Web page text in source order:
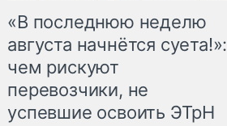
«В последнюю неделю
августа начнётся суета!»:
чем рискуют
перевозчики, не
успевшие освоить ЭТрН